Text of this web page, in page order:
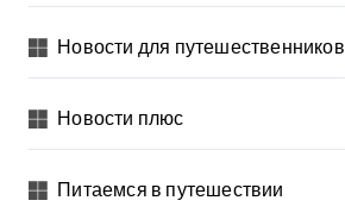
Новости для путешественников
Новости плюс
Питаемся в путешествии